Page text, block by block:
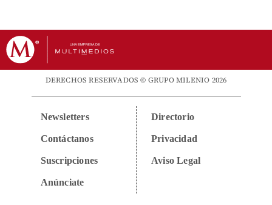
DERECHOS RESERVADOS © GRUPO MILENIO 2026
Newsletters
Contáctanos
Suscripciones
Anúnciate
Directorio
Privacidad
Aviso Legal